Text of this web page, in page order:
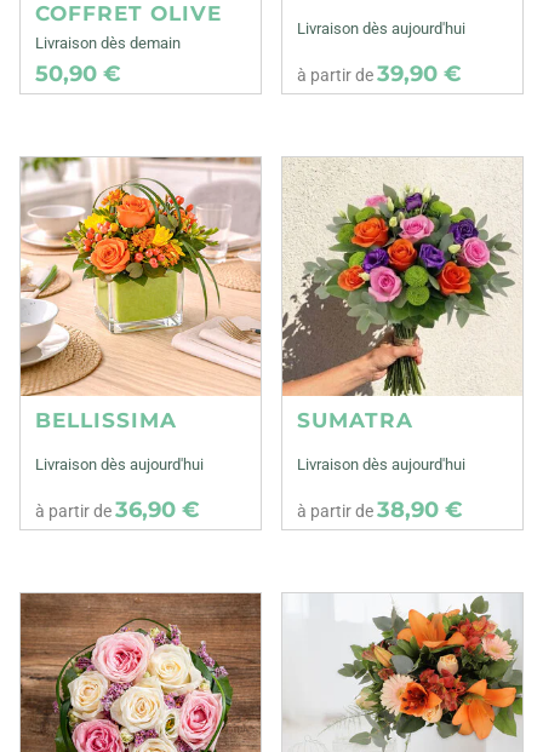
COFFRET OLIVE
Livraison dès demain
50,90 €
Livraison dès aujourd'hui
à partir de39,90 €
BELLISSIMA
Livraison dès aujourd'hui
à partir de36,90 €
SUMATRA
Livraison dès aujourd'hui
à partir de38,90 €